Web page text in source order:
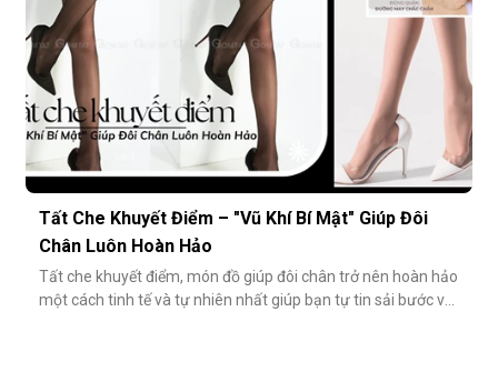
Tất Che Khuyết Điểm – "Vũ Khí Bí Mật" Giúp Đôi
Chân Luôn Hoàn Hảo
Tất che khuyết điểm, món đồ giúp đôi chân trở nên hoàn hảo
một cách tinh tế và tự nhiên nhất giúp bạn tự tin sải bước với